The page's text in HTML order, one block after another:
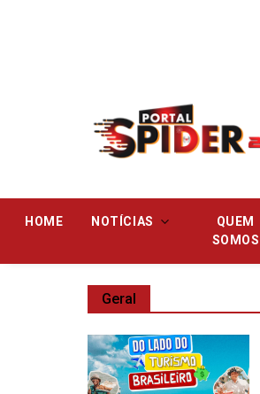
HOME NOTÍCIAS
QUEM
SOMOS
Geral